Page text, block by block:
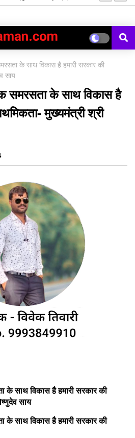
के साथ विकास है हमारी सरकार की
साय
समरसता के साथ विकास है
मुख्यमंत्री श्री
के साथ विकास है हमारी सरकार की
साय
के साथ विकास है हमारी सरकार की